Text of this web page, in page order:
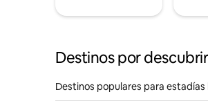
Destinos por descubrir
Destinos populares para estadías